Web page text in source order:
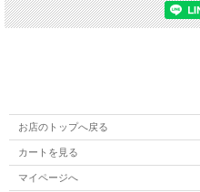
お店のトップへ戻る
カートを見る
マイページへ